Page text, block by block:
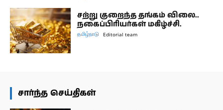
சற்று குறைந்த தங்கம் விலை..
நகைப்பிரியர்கள் மகிழ்ச்சி.
தமிழ்நாடு Editorial team
சார்ந்த செய்திகள்